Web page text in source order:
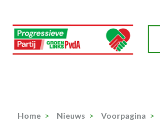
naar
inhoud
(Druk
Home > Nieuws > Voorpagina >